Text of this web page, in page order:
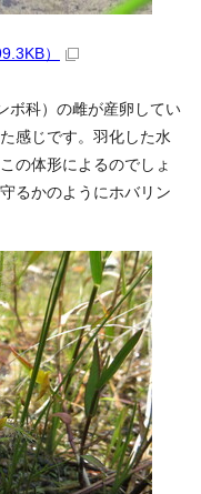
）
ボ科）の雌が産卵してい
感じです。羽化した水
の体形によるのでしょ
るかのようにホバリン